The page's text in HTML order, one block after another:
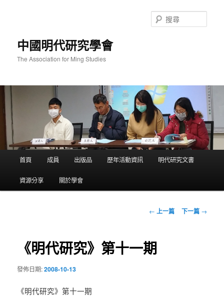
中國明代研究學會
The Association for Ming Studies
尋
首頁 成員 出版品 歷年活動資訊 明代研究文書
資源分享 關於學會
文
覽
← 上一篇 下一篇 →
《明代研究》第十一期
發佈日期:2008-10-13
《明代研究》第十一期